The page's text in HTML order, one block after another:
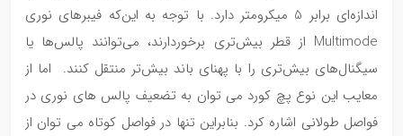
اندازه‌ای برابر 5 میکرومتر دارد. با توجه به این‌که فیبرهای نوری
Multimode از قطر بیش‌تری برخوردارند، می‌توانند پالس‌ها یا
سیگنال‌های بیش‌تری را با پهنای باند بیش‌تر منتقل کنند. اما از
معایب این نوع پچ کورد می توان به تضعیف پالس های نوری در
فواصل طولانی اشاره کرد. بنابراین تنها در فواصل کوتاه می توان از